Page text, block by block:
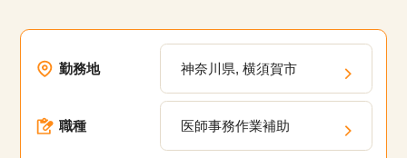
勤務地 神奈川県, 横須賀市
職種 医師事務作業補助